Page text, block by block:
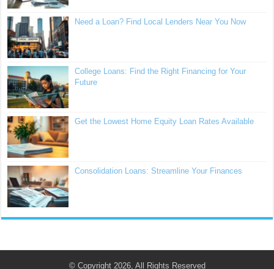
Need a Loan? Find Local Lenders Near You Now
College Loans: Find the Right Financing for Your
Future
Get the Lowest Home Equity Loan Rates Available
Consolidation Loans: Streamline Your Finances
© Copyright 2026, All Rights Reserved